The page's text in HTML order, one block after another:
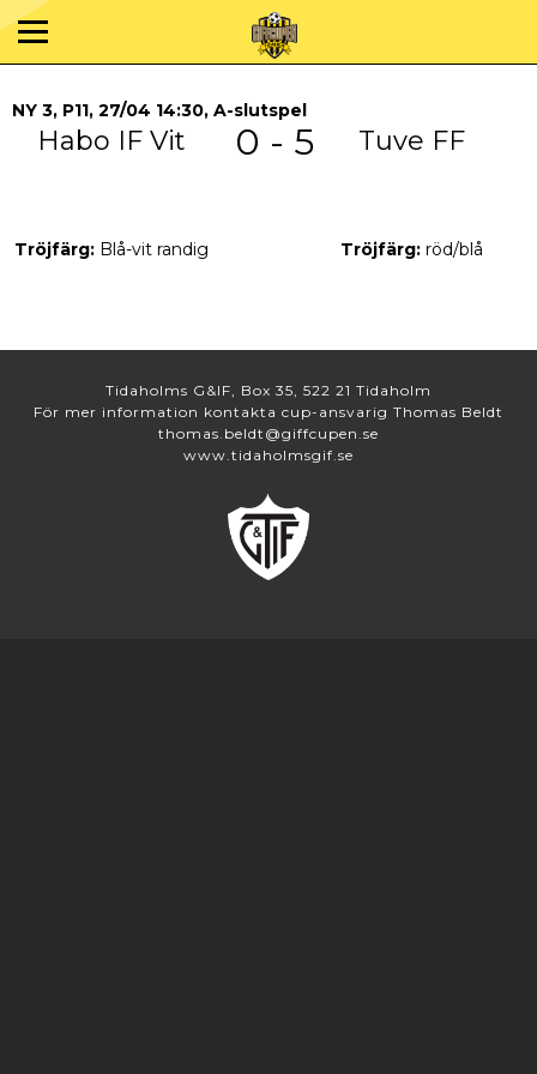
NY 3, P11, 27/04 14:30, A-slutspel
Habo IF Vit 0 - 5 Tuve FF
Tröjfärg: Blå-vit randig Tröjfärg: röd/blå
Tidaholms G&IF, Box 35, 522 21 Tidaholm
För mer information kontakta cup-ansvarig Thomas Beldt
thomas.beldt@giffcupen.se
www.tidaholmsgif.se